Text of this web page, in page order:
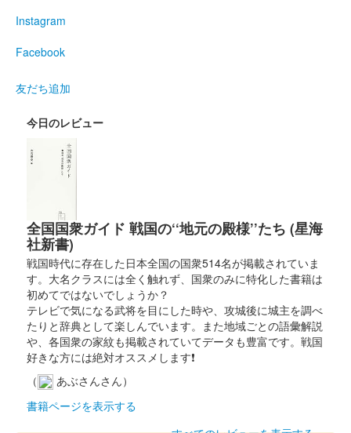
Instagram
Facebook
友だち追加
今日のレビュー
全国国衆ガイド 戦国の‘‘地元の殿様’’たち (星海
社新書)
戦国時代に存在した日本全国の国衆514名が掲載されていま
す。大名クラスには全く触れず、国衆のみに特化した書籍は
初めてではないでしょうか？
テレビで気になる武将を目にした時や、攻城後に城主を調べ
たりと辞典として楽しんでいます。また地域ごとの語彙解説
や、各国衆の家紋も掲載されていてデータも豊富です。戦国
好きな方には絶対オススメします❗
（
あぶさんさん）
書籍ページを表示する